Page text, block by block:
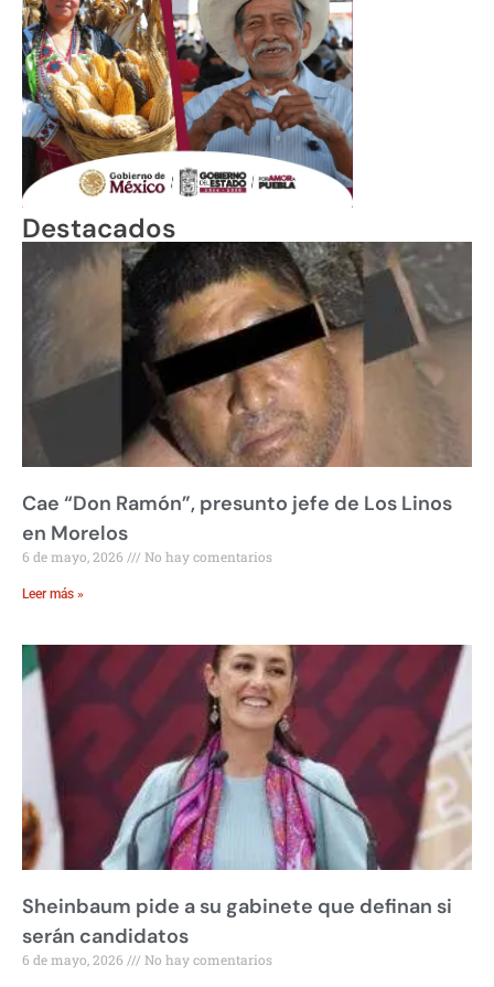
Destacados
Cae “Don Ramón”, presunto jefe de Los Linos
en Morelos
6 de mayo, 2026 No hay comentarios
Leer más »
Sheinbaum pide a su gabinete que definan si
serán candidatos
6 de mayo, 2026 No hay comentarios